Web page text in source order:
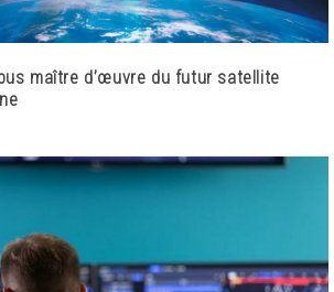
maître d’œuvre du futur satellite